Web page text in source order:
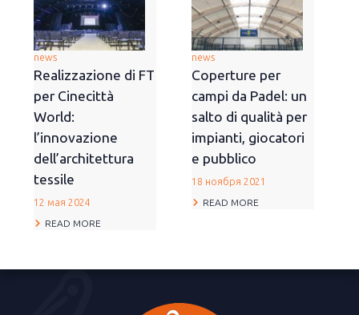
news
Realizzazione di FT
per Cinecittà
World:
l’innovazione
dell’architettura
tessile
12 мая 2024
READ MORE
news
Coperture per
campi da Padel: un
salto di qualità per
impianti, giocatori
e pubblico
18 ноября 2021
READ MORE